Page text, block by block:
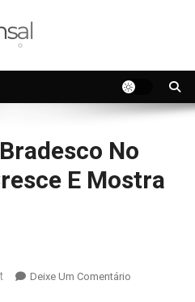
No
E Mostra
Deixe Um ComentárioOn